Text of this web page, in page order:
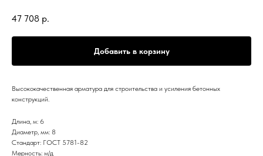
47 708 р.
Добавить в корзину
Высококачественная арматура для строительства и усиления бетонных
конструкций.
Длина, м: 6
Диаметр, мм: 8
Стандарт: ГОСТ 5781-82
Мерность: м/д